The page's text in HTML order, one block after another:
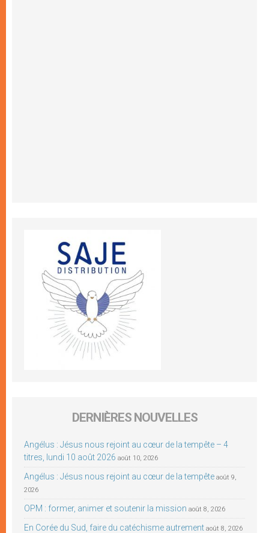
DERNIÈRES NOUVELLES
Angélus : Jésus nous rejoint au cœur de la tempête – 4
titres, lundi 10 août 2026 août 10, 2026
Angélus : Jésus nous rejoint au cœur de la tempête août 9,
2026
OPM : former, animer et soutenir la mission août 8, 2026
En Corée du Sud, faire du catéchisme autrement août 8, 2026